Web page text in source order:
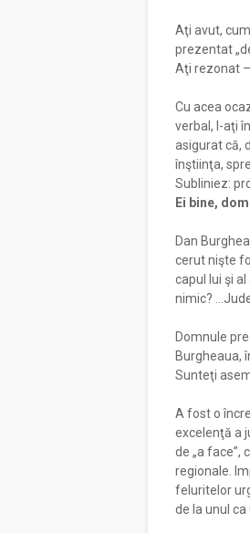
Aţi avut,
prezentat
Aţi rezonat
Cu acea
verbal, l-aţi
asigurat că,
înştiinţa,
Subliniez:
Ei bine,
Dan
cerut nişte
capul lui şi
nimic?
Domnule
Burgheaua,
Sunteţi
A fost o
excelenţă a
de „a face”,
regionale.
feluritelor
de la unul